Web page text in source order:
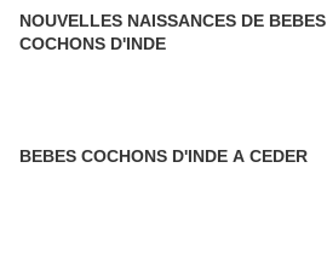
NOUVELLES NAISSANCES DE BEBES
COCHONS D'INDE
BEBES COCHONS D'INDE A CEDER